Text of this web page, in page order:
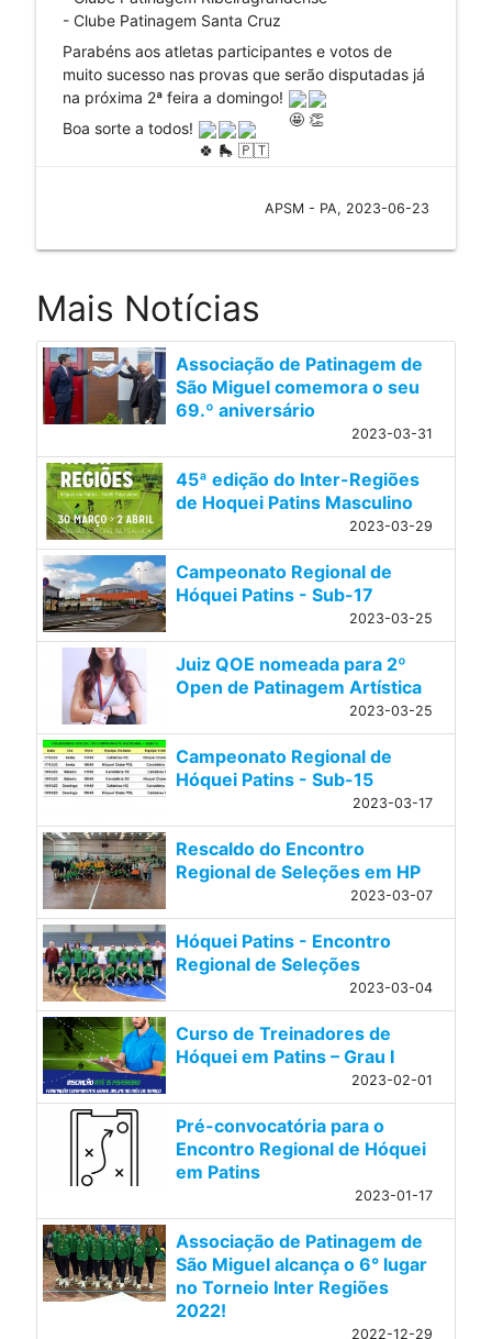
- Clube Patinagem Santa Cruz
Parabéns aos atletas participantes e votos de
muito sucesso nas provas que serão disputadas já
na próxima 2ª feira a domingo!
Boa sorte a todos!
APSM - PA, 2023-06-23
Mais Notícias
Associação de Patinagem de
São Miguel comemora o seu
69.º aniversário
2023-03-31
45ª edição do Inter-Regiões
de Hoquei Patins Masculino
2023-03-29
Campeonato Regional de
Hóquei Patins - Sub-17
2023-03-25
Juiz QOE nomeada para 2º
Open de Patinagem Artística
2023-03-25
Campeonato Regional de
Hóquei Patins - Sub-15
2023-03-17
Rescaldo do Encontro
Regional de Seleções em HP
2023-03-07
Hóquei Patins - Encontro
Regional de Seleções
2023-03-04
Curso de Treinadores de
Hóquei em Patins – Grau I
2023-02-01
Pré-convocatória para o
Encontro Regional de Hóquei
em Patins
2023-01-17
Associação de Patinagem de
São Miguel alcança o 6° lugar
no Torneio Inter Regiões
2022!
2022-12-29